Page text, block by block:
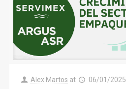
Alex Martos at 06/01/2025